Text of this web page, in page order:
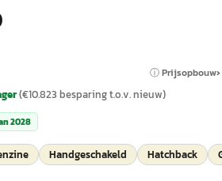
ⓘ Prijsopbouw
(€10.823 besparing t.o.v. nieuw)
2028
Handgeschakeld Hatchback